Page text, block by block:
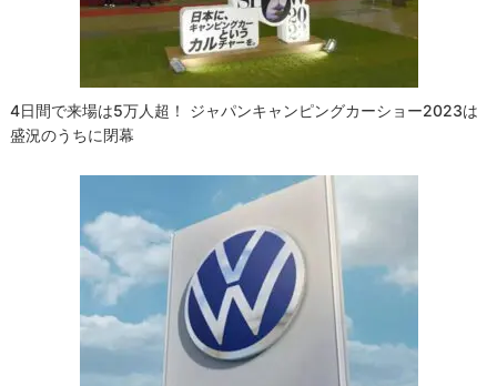
4日間で来場は5万人超！ ジャパンキャンピングカーショー2023は
盛況のうちに閉幕